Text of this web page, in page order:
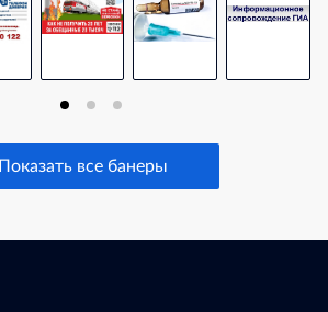
Показать все банеры